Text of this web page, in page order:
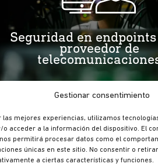
Gestionar consentimiento
las mejores experiencias, utilizamos
o acceder a la información del dispositivo. El
permitirá procesar datos como el
únicas en este sitio. No consentir o
a ciertas características y funciones.
Seguridad en
proveedor de
dispositivos de seguridad CPE para sus
protegiendo los puntos de acceso y
riesgos en el perímetro de sus redes.
España